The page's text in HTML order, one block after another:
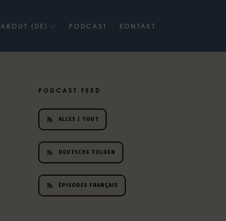
ABOUT (DE) PODCAST KONTAKT
PODCAST FEED
ALLES | TOUT
DEUTSCHE FOLGEN
ÉPISODES FRANÇAIS